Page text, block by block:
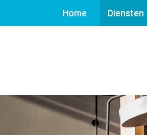
Home Diensten